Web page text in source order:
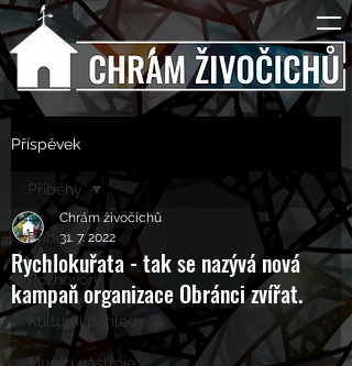
Příspěvek
Příběhy
Rozhovory
Kulturní pohledy
Příběhy
Rychlokuřata - tak se nazývá nová
kampaň organizace Obránci zvířat.
Chrám živočichů
31. 7. 2022